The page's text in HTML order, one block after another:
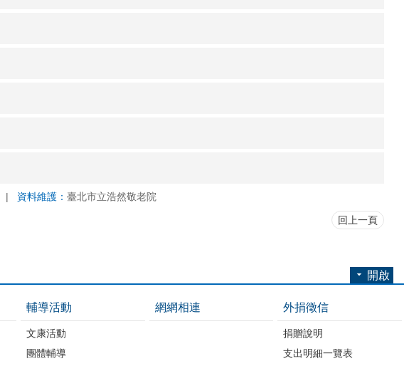
資料維護： 臺北市立浩然敬老院
回上一頁
開啟
輔導活動
文康活動
團體輔導
網網相連 外捐徵信
捐贈說明
支出明細一覽表